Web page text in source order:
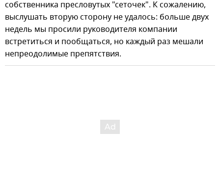
собственника пресловутых "сеточек". К сожалению,
выслушать вторую сторону не удалось: больше двух
недель мы просили руководителя компании
встретиться и пообщаться, но каждый раз мешали
непреодолимые препятствия.